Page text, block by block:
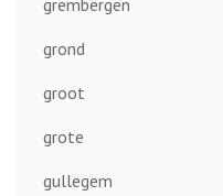
grond
groot
grote
gullegem